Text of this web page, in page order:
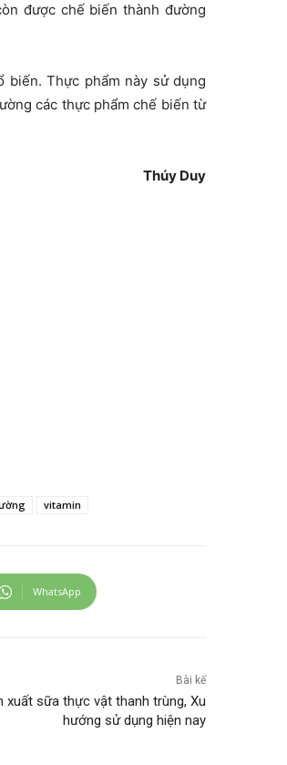
được chế biến thành đường
biến. Thực phẩm này sử dụng
các thực phẩm chế biến từ
Thúy Duy
vitamin
WhatsApp
Bài kế
xuất sữa thực vật thanh trùng, Xu
hướng sử dụng hiện nay